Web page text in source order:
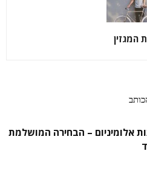
המגזין
אלומיניום – הבחירה המושלמת